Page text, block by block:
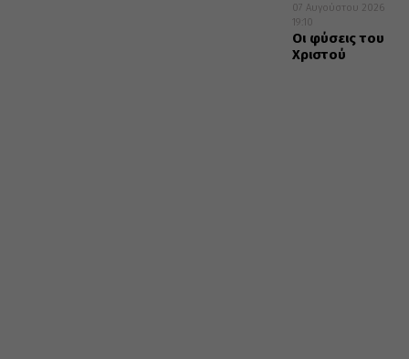
07 Αυγούστου 2026
19:10
Οι φύσεις του
Χριστού